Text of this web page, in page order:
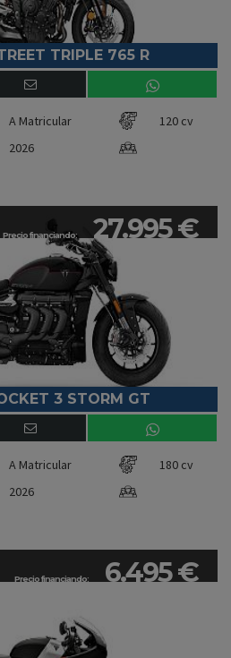
TRIPLE 765 R
A Matricular
120 cv
2026
Precio financiando: 27.995 €
3 STORM GT
A Matricular
180 cv
2026
Precio financiando: 6.495 €